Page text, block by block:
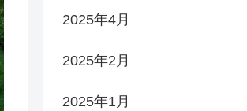
2025年4月
2025年2月
2025年1月